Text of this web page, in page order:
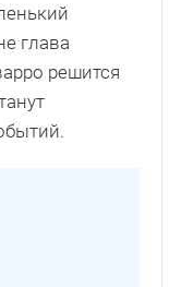
глава
решится